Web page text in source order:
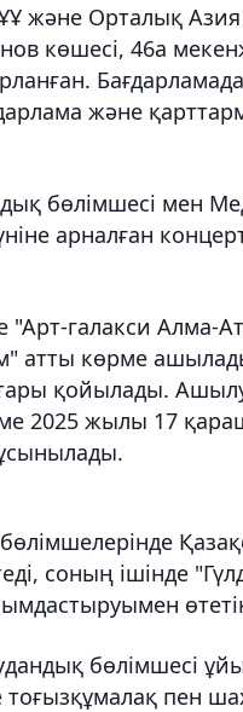
және Орталық Азия
көшесі, 46а
және
бөлімшесі мен
арналған
"Арт-галакси
атты көрме
қойылады. Ашылу
2025 жылы 17
соның ішінде
бөлімшесі
пен